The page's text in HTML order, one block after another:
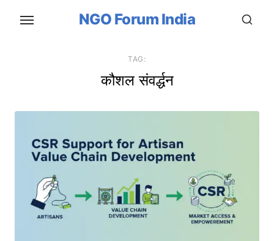
NGO Forum India
TAG:
कौशल संवर्द्धन